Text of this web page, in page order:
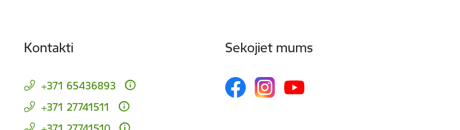
Kontakti
+371 65436893
+371 27741511
Sekojiet mums